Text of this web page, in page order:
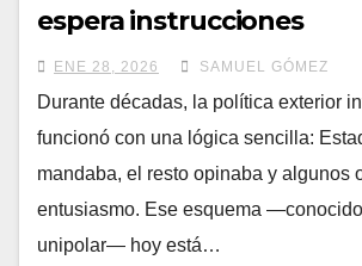
espera instrucciones
ENE 28, 2026 SAMUEL GÓMEZ
Durante décadas, la política exterior
funcionó con una lógica sencilla:
mandaba, el resto opinaba y algunos
entusiasmo. Ese esquema
unipolar— hoy está…